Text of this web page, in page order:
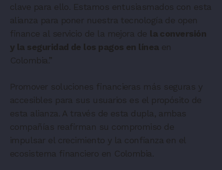
clave para ello. Estamos entusiasmados con esta
alianza para poner nuestra tecnología de open
finance al servicio de la mejora de la conversión
y la seguridad de los pagos en líneaen
Colombia.”
Promover soluciones financieras más seguras y
accesibles para sus usuarios es el propósito de
esta alianza. A través de esta dupla, ambas
compañías reafirman su compromiso de
impulsar el crecimiento y la confianza en el
ecosistema financiero en Colombia.